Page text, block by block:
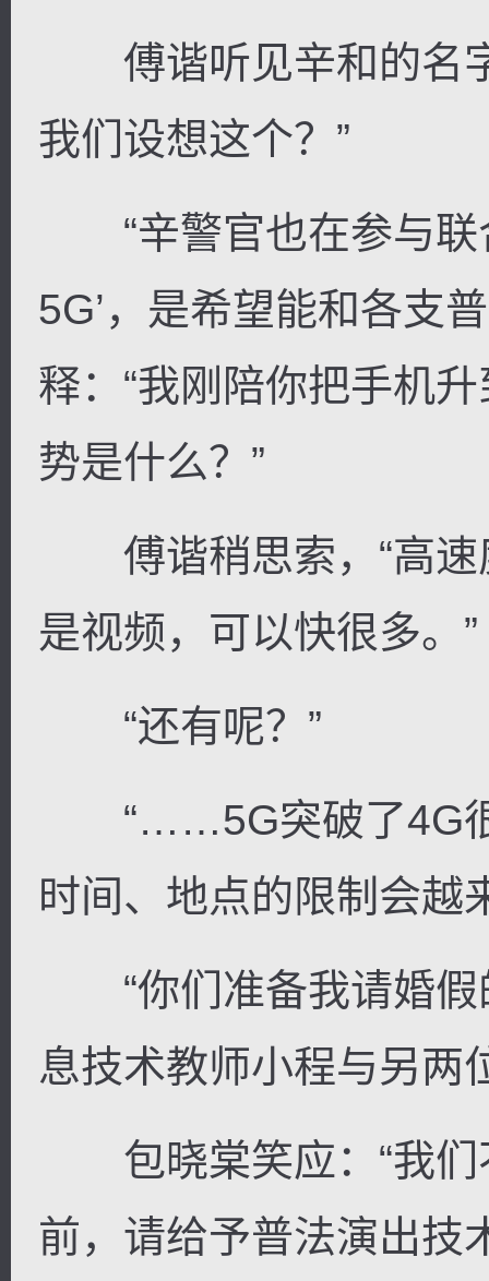
傅谐听见辛和的名字
我们设想这个？”
“辛警官也在参与联
5G’，是希望能和各支
释：“我刚陪你把手机
势是什么？”
傅谐稍思索，“高速
是视频，可以快很多。”
“还有呢？”
“……5G突破了4G很
时间、地点的限制会越
“你们准备我请婚假
息技术教师小程与另两
包晓棠笑应：“我们
前，请给予普法演出技